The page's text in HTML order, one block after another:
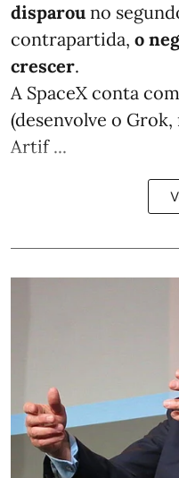
disparou no
contrapartida, o
crescer.
A SpaceX conta
(desenvolve o
Artif ...